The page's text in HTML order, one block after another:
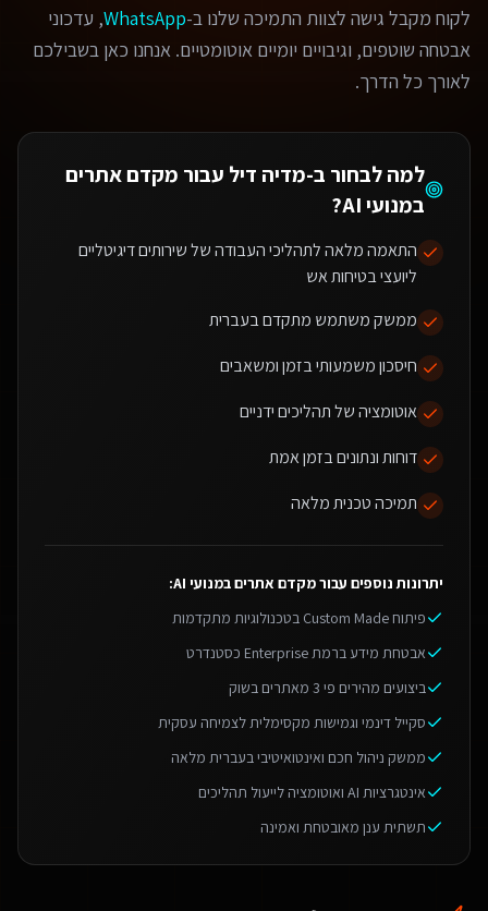
לקוח מקבל גישה לצוות התמיכה שלנו ב-WhatsApp, עדכוני
אבטחה שוטפים, וגיבויים יומיים אוטומטיים. אנחנו כאן בשבילכם
לאורך כל הדרך.
למה לבחור ב-מדיה דיל עבור מקדם אתרים
במנועי AI
?
התאמה מלאה לתהליכי העבודה של שירותים דיגיטליים
ליועצי בטיחות אש
ממשק משתמש מתקדם בעברית
חיסכון משמעותי בזמן ומשאבים
אוטומציה של תהליכים ידניים
דוחות ונתונים בזמן אמת
תמיכה טכנית מלאה
יתרונות נוספים עבורמקדם אתרים במנועי AI
:
פיתוח Custom Made בטכנולוגיות מתקדמות
אבטחת מידע ברמת Enterprise כסטנדרט
ביצועים מהירים פי 3 מאתרים בשוק
סקייל דינמי וגמישות מקסימלית לצמיחה עסקית
ממשק ניהול חכם ואינטואיטיבי בעברית מלאה
אינטגרציות AI ואוטומציה לייעול תהליכים
תשתית ענן מאובטחת ואמינה